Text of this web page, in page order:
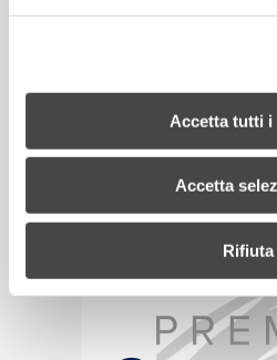
Accetta tutti i
Accetta
Rifiuta
14 Novembre, 2024